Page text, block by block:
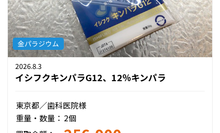
金パラジウム
2026.8.3
イシフクキンパラG12、12％キンパラ
東京都／歯科医院様
重量・数量： 2個